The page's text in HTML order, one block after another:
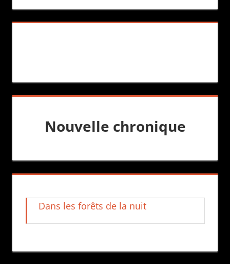
Nouvelle chronique
Dans les forêts de la nuit